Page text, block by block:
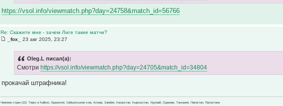
https://vsol.info/viewmatch.php?day=24758&match_id=56766
Re: Скажите мне - зачем Лиге такие матчи?
_fox_
23 авг 2025, 23:27
Oleg.L писал(а):
Смотри https://vsol.info/viewmatch.php?day=24705&match_id=34804
прокачай штрафника!
Чемпион стран (12): Теркс и Кайкос, Бразилия, Сейшельские о-ва, Алжир, Замбия, Казахстан, Кыргызстан, Уругвай, Суринам, Танзания, Пакистан, Палестина